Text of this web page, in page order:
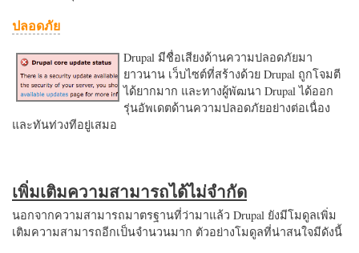
ปลอดภัย
Drupal มีชื่อเสียงด้านความปลอดภัยมา
ยาวนาน เว็บไซต์ที่สร้างด้วย Drupal ถูกโจมตี
ได้ยากมาก และทางผู้พัฒนา Drupal ได้ออก
รุ่นอัพเดตด้านความปลอดภัยอย่างต่อเนื่อง
และทันท่วงทีอยู่เสมอ
เพิ่มเติมความสามารถได้ไม่จำกัด
นอกจากความสามารถมาตรฐานที่ว่ามาแล้ว Drupal ยังมีโมดูลเพิ่ม
เติมความสามารถอีกเป็นจำนวนมาก ตัวอย่างโมดูลที่น่าสนใจมีดังนี้